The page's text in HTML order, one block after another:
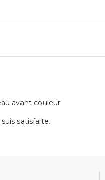
avant couleur
satisfaite.